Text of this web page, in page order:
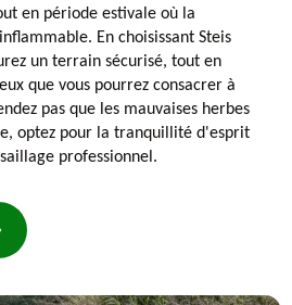
en période estivale où la
En choisissant Steis
un terrain sécurisé, tout en
que vous pourrez consacrer à
pas que les mauvaises herbes
optez pour la tranquillité d'esprit
professionnel.